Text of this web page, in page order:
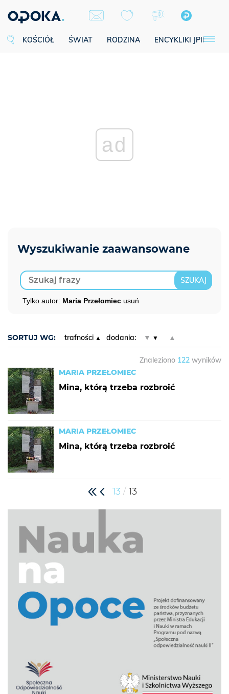
KOŚCIÓŁ ŚWIAT RODZINA ENCYKLIKI JPII
ad
Tylko autor: Maria Przełomiec usuń
SORTUJ WG: trafności dodania: ▼ ▲
Znaleziono 122 wyników
MARIA PRZEŁOMIEC
Mina, którą trzeba rozbroić
MARIA PRZEŁOMIEC
Mina, którą trzeba rozbroić
13 / 13